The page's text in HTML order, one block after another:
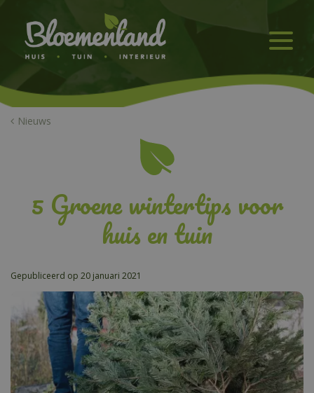
c
o
Nieuws
5 Groene wintertips voor
huis en tuin
Gepubliceerd op 20 januari 2021